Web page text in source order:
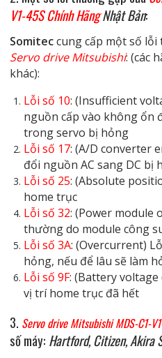
V1-45S Chính HãngNhật Bản:
Somiteccung cấp một số lỗi
Servo drive Mitsubishi: (các
khác):
Lỗi số 10: (Insufficient
nguồn cấp vào không ổn
trong servo bị hỏng
Lỗi số 17: (A/D converter
đổi nguồn AC sang DC bị
Lỗi số 25: (Absolute
home trục
Lỗi số 32: (Power module
thường do module công
Lỗi số 3A: (Overcurrent)
hỏng, nếu để lâu sẽ làm
Lỗi số 9F: (Battery
vị trí home trục đã hết
3. Servo drive Mitsubishi MDS-C1-
số máy: Hartford, Citizen, Akira